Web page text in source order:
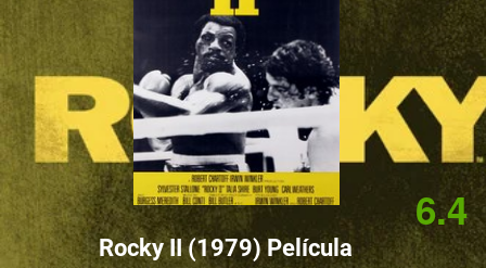
Rocky II (1979) Película
6.4